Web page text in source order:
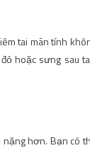
tai mãn tính
hoặc sưng sau
nặng hơn. Bạn có